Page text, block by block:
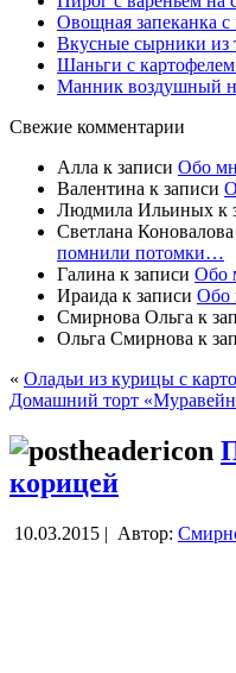
Овощная запеканка
Вкусные сырники из
Шаньги с картофелем
Манник воздушный
Свежие комментарии
Алла к записи Обо
Валентина к записи
Людмила Ильиных к
Светлана
помнили потомки…
Галина к записи Обо
Ираида к записи Обо
Смирнова Ольга к
Ольга Смирнова к
« Оладьи из курицы с
Домашний торт
корицей
10.03.2015 | Автор: